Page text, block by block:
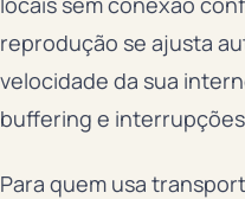
reprodução se ajusta
velocidade da sua
buffering e
Para quem usa